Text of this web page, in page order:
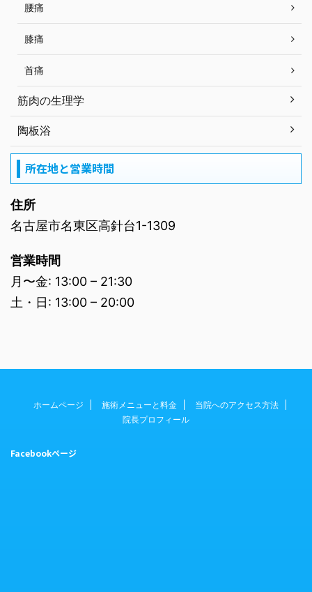
腰痛
膝痛
首痛
筋肉の生理学
陶板浴
所在地と営業時間
住所
名古屋市名東区高針台1-1309
営業時間
月〜金: 13:00 – 21:30
土・日: 13:00 – 20:00
ホームページ 施術メニューと料金
当院へのアクセス方法
院長プロフィール
Facebookページ